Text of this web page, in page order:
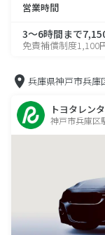
営業時間
3～6時間まで
免責補償制度1,100
兵庫県神戸市兵庫
トヨタレン
神戸市兵庫区